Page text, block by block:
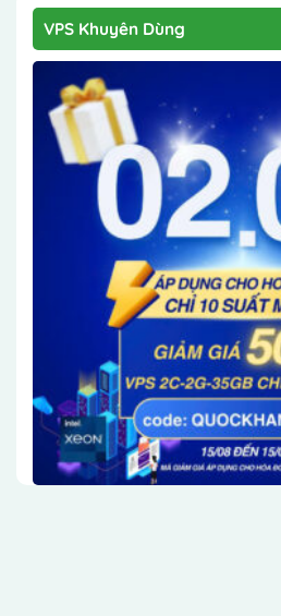
VPS Khuyên Dùng